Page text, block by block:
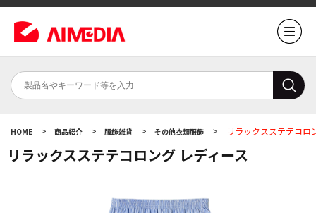
HOME > 商品紹介 > 服飾雑貨 > その他衣類服飾 > リラックスステテコロ
リラックスステテコロング レディース